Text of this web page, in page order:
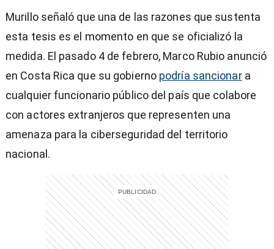
Murillo señaló que una de las razones que sustenta
esta tesis es el momento en que se oficializó la
medida. El pasado 4 de febrero, Marco Rubio anunció
en Costa Rica que su gobierno podría sancionara
cualquier funcionario público del país que colabore
con actores extranjeros que representen una
amenaza para la ciberseguridad del territorio
nacional.